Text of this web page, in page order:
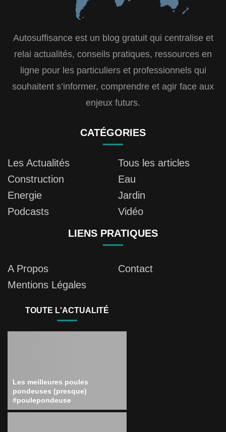
Autosuffisance est un blog gratuit qui centralise et
relai actualités, conseils pratiques, ressources en
ligne pour les particuliers et professionnels qui
souhaitent s’informer, comprendre et agir face aux
enjeux futurs.
CATÉGORIES
Les Actualités
Tous les articles
Construction
Eau
Energie
Jardin
Podcasts
Vidéo
LIENS PRATIQUES
A Propos
Contact
Mentions Légales
TOUTE L'ACTUALITÉ
Les meilleures poules
pondeuses (presque)
#poulepondeuse